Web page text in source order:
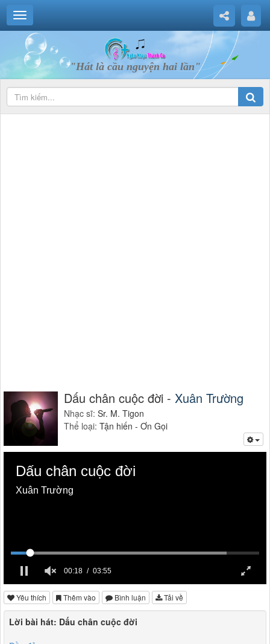
"Hát là cầu nguyện hai lần"
Dấu chân cuộc đời - Xuân Trường
Nhạc sĩ: Sr. M. Tigon
Thể loại: Tận hiến - Ơn Gọi
Dấu chân cuộc đời
Xuân Trường
00:18 03:55
Yêu thích Thêm vào Bình luận Tải về
Lời bài hát: Dấu chân cuộc đời